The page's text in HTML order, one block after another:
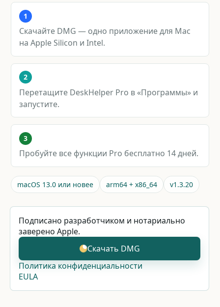
1
Скачайте DMG — одно приложение для Mac
на Apple Silicon и Intel.
2
Перетащите DeskHelper Pro в «Программы» и
запустите.
3
Пробуйте все функции Pro бесплатно 14 дней.
macOS 13.0 или новее arm64 + x86_64 v1.3.20
Подписано разработчиком и нотариально
заверено Apple.
Скачать DMG
Политика конфиденциальности
EULA